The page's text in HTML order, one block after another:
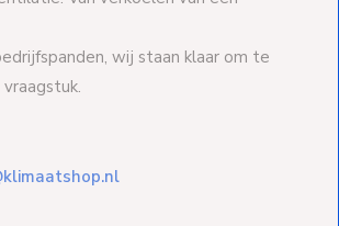
wij staan klaar om te